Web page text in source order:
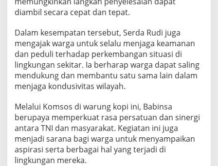
s
d
W
a
r
u
n
g
K
i
diambil secara cepat dan tepat.
Dalam kesempatan tersebut, Serda Rudi juga
mengajak warga untuk selalu menjaga keamanan
dan peduli terhadap perkembangan situasi di
lingkungan sekitar. Ia berharap warga dapat saling
mendukung dan membantu satu sama lain dalam
menjaga kondusivitas wilayah.
Melalui Komsos di warung kopi ini, Babinsa
berupaya memperkuat rasa persatuan dan sinergi
antara TNI dan masyarakat. Kegiatan ini juga
menjadi sarana bagi warga untuk menyampaikan
aspirasi serta berbagai hal yang terjadi di
lingkungan mereka.